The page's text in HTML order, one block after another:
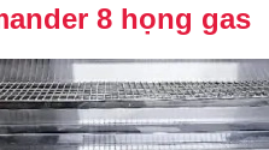
8 họng gas